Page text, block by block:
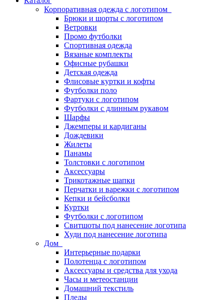
Корпоративная одежда с логотипом
Брюки и шорты с логотипом
Ветровки
Промо футболки
Спортивная одежда
Вязаные комплекты
Офисные рубашки
Детская одежда
Флисовые куртки и кофты
Футболки поло
Фартуки с логотипом
Футболки с длинным рукавом
Шарфы
Джемперы и кардиганы
Дождевики
Жилеты
Панамы
Толстовки с логотипом
Аксессуары
Трикотажные шапки
Перчатки и варежки с логотипом
Кепки и бейсболки
Куртки
Футболки с логотипом
Свитшоты под нанесение логотипа
Худи под нанесение логотипа
Дом
Интерьерные подарки
Полотенца с логотипом
Аксессуары и средства для ухода
Часы и метеостанции
Домашний текстиль
Пледы